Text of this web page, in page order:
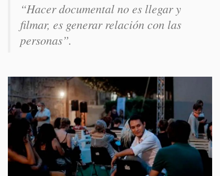
“Hacer documental no es llegar y
filmar, es generar relación con las
personas”.